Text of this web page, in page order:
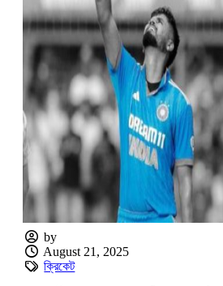
by
August 21, 2025
ক্রিকেট